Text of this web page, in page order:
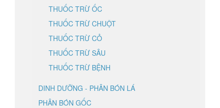
THUỐC TRỪ ỐC
THUỐC TRỪ CHUỘT
THUỐC TRỪ CỎ
THUỐC TRỪ SÂU
THUỐC TRỪ BỆNH
DINH DƯỠNG - PHÂN BÓN LÁ
PHÂN BÓN GỐC